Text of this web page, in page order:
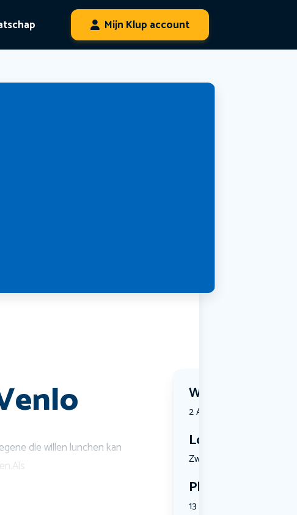
Mijn Klup account
Wanneer?
2 August 2026 | 11:00
Locatie
Zwartewate...
Plekken
13 plekken beschikbaar
die willen lunchen kan